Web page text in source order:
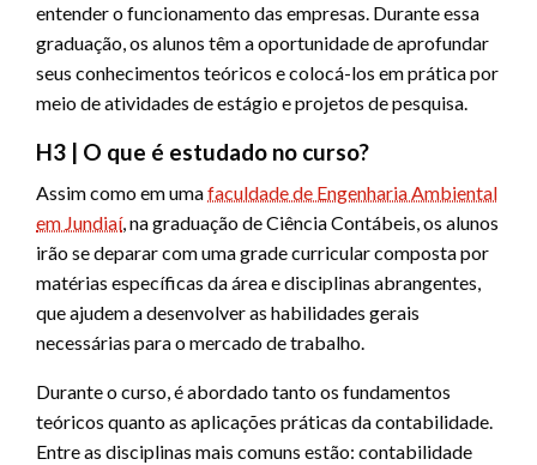
entender o funcionamento das empresas. Durante essa
graduação, os alunos têm a oportunidade de aprofundar
seus conhecimentos teóricos e colocá-los em prática por
meio de atividades de estágio e projetos de pesquisa.
H3 | O que é estudado no curso?
Assim como em umafaculdade de Engenharia Ambiental
em Jundiaí, na graduação de Ciência Contábeis, os alunos
irão se deparar com uma grade curricular composta por
matérias específicas da área e disciplinas abrangentes,
que ajudem a desenvolver as habilidades gerais
necessárias para o mercado de trabalho.
Durante o curso, é abordado tanto os fundamentos
teóricos quanto as aplicações práticas da contabilidade.
Entre as disciplinas mais comuns estão: contabilidade